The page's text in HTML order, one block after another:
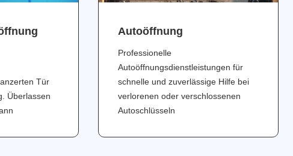
Tür
Überlassen
Аutoöffnung
Professionelle
Autoöffnungsdienstleistungen für
schnelle und zuverlässige Hilfe bei
verlorenen oder verschlossenen
Autoschlüsseln